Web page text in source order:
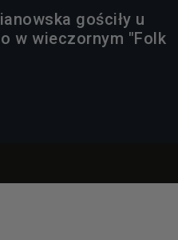
gościły u
w wieczornym "Folk